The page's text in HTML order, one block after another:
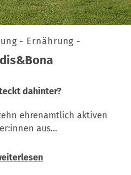
- Ernährung -
dahinter?
ehrenamtlich aktiven
aus…